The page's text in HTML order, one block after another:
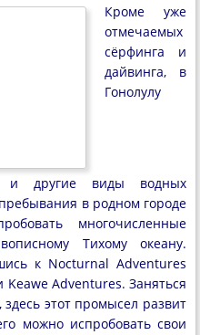
Кроме уже
отмечаемых
сёрфинга и
дайвинга, в
Гонолулу
и другие виды водных
в родном городе
многочисленные
Тихому океану.
к Nocturnal Adventures
Keawe Adventures. Заняться
этот промысел развит
можно испробовать свои